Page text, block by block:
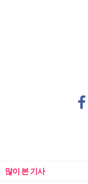
많이 본 기사